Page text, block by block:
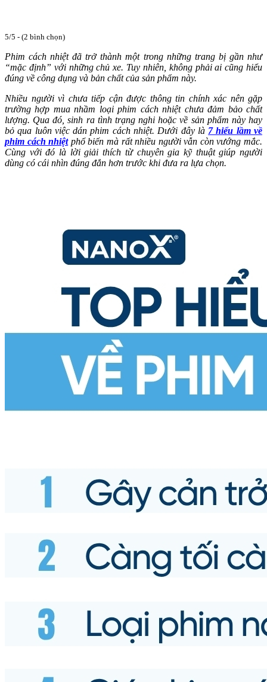
5/5 - (2 bình chọn)
Phim cách nhiệt đã trở thành một trong những trang bị gần như
“mặc định” với những chủ xe. Tuy nhiên, không phải ai cũng hiểu
đúng về công dụng và bản chất của sản phẩm này.
Nhiều người vì chưa tiếp cận được thông tin chính xác nên gặp
trường hợp mua nhầm loại phim cách nhiệt chưa đảm bảo chất
lượng. Qua đó, sinh ra tình trạng nghi hoặc về sản phẩm này hay
bỏ qua luôn việc dán phim cách nhiệt. Dưới đây là 7 hiểu lầm về
phim cách nhiệtphổ biến mà rất nhiều người vẫn còn vướng mắc.
Cùng với đó là lời giải thích từ chuyên gia kỹ thuật giúp người
dùng có cái nhìn đúng đắn hơn trước khi đưa ra lựa chọn.